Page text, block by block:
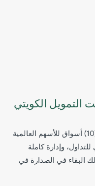
التمويل الكويتي
يمكنك الوصول والتداول في أكثر من (10) أسواق للأسهم العالمية
وإدارة كاملة
لك البقاء في الصدارة في